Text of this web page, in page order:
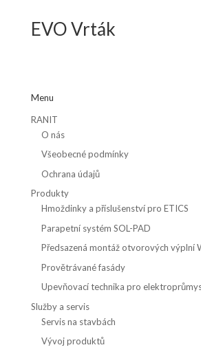
EVO Vrták
Menu
RANIT
O nás
Všeobecné podmínky
Ochrana údajů
Produkty
Hmoždinky a příslušenství pro ETICS
Parapetní systém SOL-PAD
Předsazená montáž otvorových výplní
Provětrávané fasády
Upevňovací technika pro
Služby a servis
Servis na stavbách
Vývoj produktů